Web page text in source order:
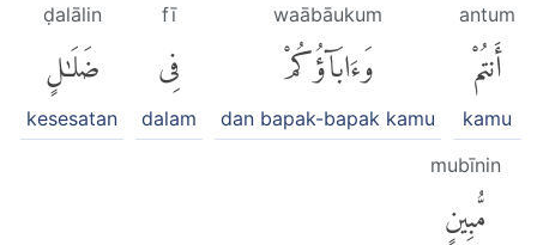
antum
أَنتُمْ
kamu
waābāukum
وَءَابَآؤُكُمْ
dan bapak-bapak kamu
fī
فِى
dalam
ḍalālin
ضَلَٰلٍ
kesesatan
mubīnin
مُّبِينٍ